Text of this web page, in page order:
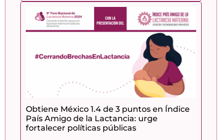
Obtiene México 1.4 de 3 puntos en Índice
País Amigo de la Lactancia: urge
fortalecer políticas públicas